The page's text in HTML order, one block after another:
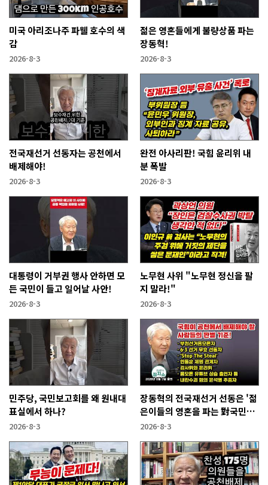
미국 아리조나주 파웰 호수의 색
감
2026-8-3
젊은 영혼들에게 불량상품 파는
장동혁!
2026-8-3
전국재선거 선동자는 공천에서
배제해야!
2026-8-3
완전 아사리판! 국힘 윤리위 내
분 폭발
2026-8-3
대통령이 거부권 행사 안하면 모
든 국민이 들고 일어날 사안!
2026-8-3
노무현 사위 "노무현 정신을 팔
지 말라!"
2026-8-3
민주당, 국민보고회를 왜 원내대
표실에서 하나?
2026-8-3
장동혁의 전국재선거 선동은 '젊
은이들의 영혼을 파는 對국민사
기극'
2026-8-3